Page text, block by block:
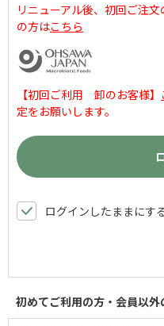
リニューアル後、初回ご注
の方はこちら
【初回ご利用 卸のお客様】
定をお願いします。
ログインしたままにす
初めてご利用の方・会員以外